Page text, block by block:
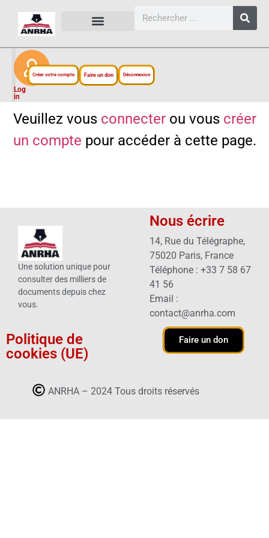
Log
in
Créer votre compte Faire un don Déconnexion
Veuillez vous connecterou vous créer
un compte pour accéder à cette page.
Une solution unique pour
consulter des milliers de
documents depuis chez
vous.
Politique de
cookies (UE)
Nous écrire
14, Rue du Télégraphe,
75020 Paris, France
Téléphone : +33 7 58 67
41 56
Email :
contact@anrha.com
Faire un don
ANRHA – 2024 Tous droits réservés